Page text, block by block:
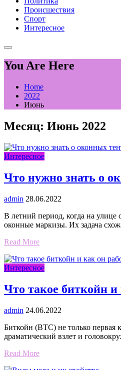
Происшествия
Спорт
Интересное
You Are Here
Home
2022
Июнь
Месяц: Июнь 2022
Интересное
Что нужно знать о
admin 28.06.2022
В летний период, когда на
оконные маркизы. Их задача
Read More
Интересное
Что такое биткойн и
admin 24.06.2022
Биткойн (BTC) не только
драматический взлет и
Read More